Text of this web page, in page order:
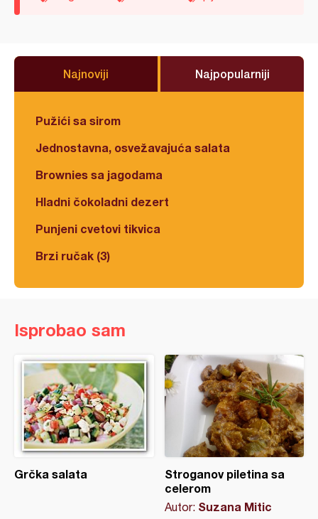
Najnoviji Najpopularniji
Pužići sa sirom
Jednostavna, osvežavajuća salata
Brownies sa jagodama
Hladni čokoladni dezert
Punjeni cvetovi tikvica
Brzi ručak (3)
Isprobao sam
Grčka salata
Stroganov piletina sa
celerom
Autor: Suzana Mitic